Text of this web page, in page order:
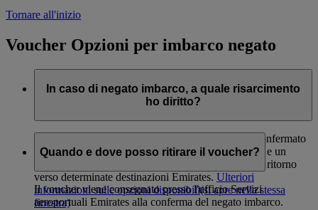
Tornare all'inizio
Voucher Opzioni per imbarco negato
In caso di negato imbarco, a quale risarcimento
ho diritto?
In caso di negato imbarco, viene offerto un posto confermato
sul primo volo disponibile per la destinazione finale e un
voucher valido per un biglietto omaggio di andata e ritorno
verso determinate destinazioni Emirates. Ulteriori
informazioni sulle opzioni disponibili(si apre nella stessa
finestra)
Quando e dove posso ritirare il voucher?
Il voucher viene consegnato presso l'ufficio Servizi
aeroportuali Emirates alla conferma del negato imbarco.